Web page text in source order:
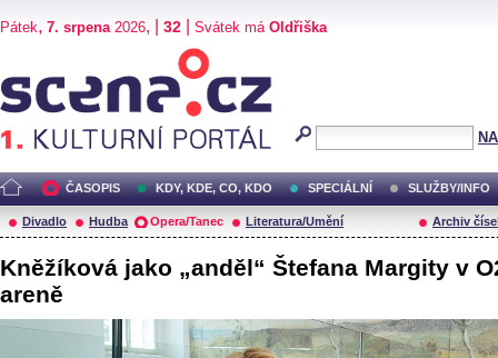
Pátek, 7. srpena2026, | 32 Svátek má Oldřiška
ČASOPIS KDY, KDE, CO, KDO SPECIÁLNÍ SLUŽBY/INFO
Divadlo Hudba Opera/Tanec Literatura/Umění Archiv
Kněžíková jako „anděl“ Štefana Margity v
areně